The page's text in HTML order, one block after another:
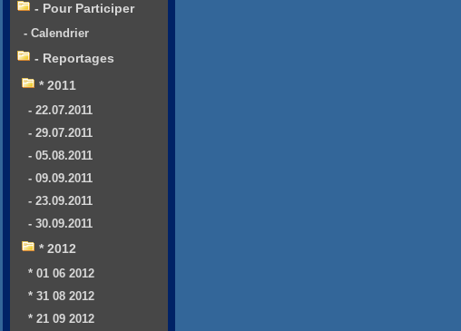
- Pour Participer
- Calendrier
- Reportages
* 2011
- 22.07.2011
- 29.07.2011
- 05.08.2011
- 09.09.2011
- 23.09.2011
- 30.09.2011
* 2012
* 01 06 2012
* 31 08 2012
* 21 09 2012